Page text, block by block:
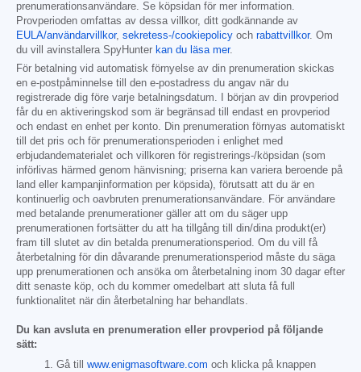
prenumerationsanvändare. Se köpsidan för mer information.
Provperioden omfattas av dessa villkor, ditt godkännande av
EULA/användarvillkor, sekretess-/cookiepolicy och rabattvillkor. Om
du vill avinstallera SpyHunter kan du läsa mer.
För betalning vid automatisk förnyelse av din prenumeration skickas
en e-postpåminnelse till den e-postadress du angav när du
registrerade dig före varje betalningsdatum. I början av din provperiod
får du en aktiveringskod som är begränsad till endast en provperiod
och endast en enhet per konto. Din prenumeration förnyas automatiskt
till det pris och för prenumerationsperioden i enlighet med
erbjudandematerialet och villkoren för registrerings-/köpsidan (som
införlivas härmed genom hänvisning; priserna kan variera beroende på
land eller kampanjinformation per köpsida), förutsatt att du är en
kontinuerlig och oavbruten prenumerationsanvändare. För användare
med betalande prenumerationer gäller att om du säger upp
prenumerationen fortsätter du att ha tillgång till din/dina produkt(er)
fram till slutet av din betalda prenumerationsperiod. Om du vill få
återbetalning för din dåvarande prenumerationsperiod måste du säga
upp prenumerationen och ansöka om återbetalning inom 30 dagar efter
ditt senaste köp, och du kommer omedelbart att sluta få full
funktionalitet när din återbetalning har behandlats.
Du kan avsluta en prenumeration eller provperiod på följande
sätt:
Gå till www.enigmasoftware.com och klicka på knappen